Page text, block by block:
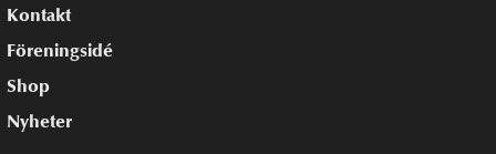
Kontakt
Föreningsidé
Shop
Nyheter